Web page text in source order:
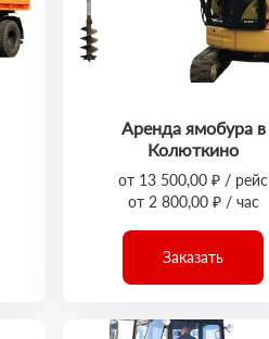
Аренда ямобура в
Колюткино
от 13 500,00 ₽ / рейс
от 2 800,00 ₽ / час
Заказать